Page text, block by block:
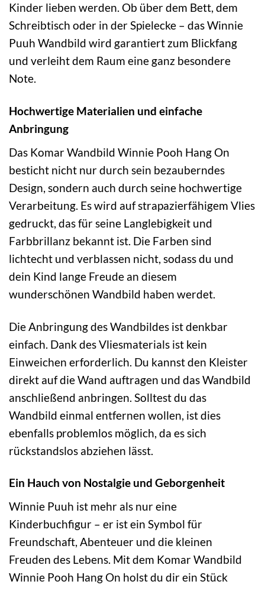
Kinder lieben werden. Ob über dem Bett, dem
Schreibtisch oder in der Spielecke – das Winnie
Puuh Wandbild wird garantiert zum Blickfang
und verleiht dem Raum eine ganz besondere
Note.
Hochwertige Materialien und einfache
Anbringung
Das Komar Wandbild Winnie Pooh Hang On
besticht nicht nur durch sein bezauberndes
Design, sondern auch durch seine hochwertige
Verarbeitung. Es wird auf strapazierfähigem Vlies
gedruckt, das für seine Langlebigkeit und
Farbbrillanz bekannt ist. Die Farben sind
lichtecht und verblassen nicht, sodass du und
dein Kind lange Freude an diesem
wunderschönen Wandbild haben werdet.
Die Anbringung des Wandbildes ist denkbar
einfach. Dank des Vliesmaterials ist kein
Einweichen erforderlich. Du kannst den Kleister
direkt auf die Wand auftragen und das Wandbild
anschließend anbringen. Solltest du das
Wandbild einmal entfernen wollen, ist dies
ebenfalls problemlos möglich, da es sich
rückstandslos abziehen lässt.
Ein Hauch von Nostalgie und Geborgenheit
Winnie Puuh ist mehr als nur eine
Kinderbuchfigur – er ist ein Symbol für
Freundschaft, Abenteuer und die kleinen
Freuden des Lebens. Mit dem Komar Wandbild
Winnie Pooh Hang On holst du dir ein Stück